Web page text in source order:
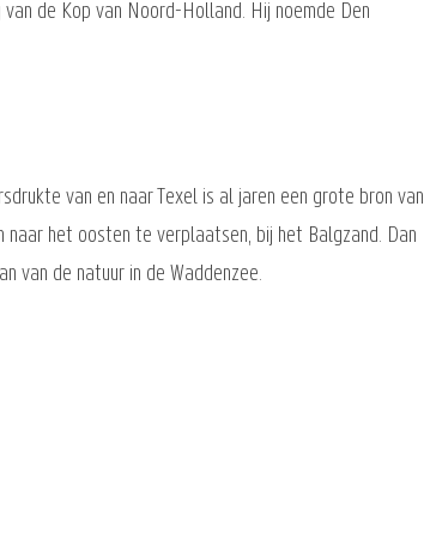
de Kop van Noord-Holland. Hij noemde Den
van en naar Texel is al jaren een grote bron van
het oosten te verplaatsen, bij het Balgzand. Dan
van de natuur in de Waddenzee.